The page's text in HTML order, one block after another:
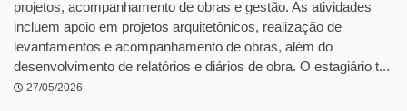
projetos, acompanhamento de obras e gestão. As atividades
incluem apoio em projetos arquitetônicos, realização de
levantamentos e acompanhamento de obras, além do
desenvolvimento de relatórios e diários de obra. O estagiário t...
27/05/2026